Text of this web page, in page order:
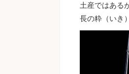
土産ではある
長の粋（いき